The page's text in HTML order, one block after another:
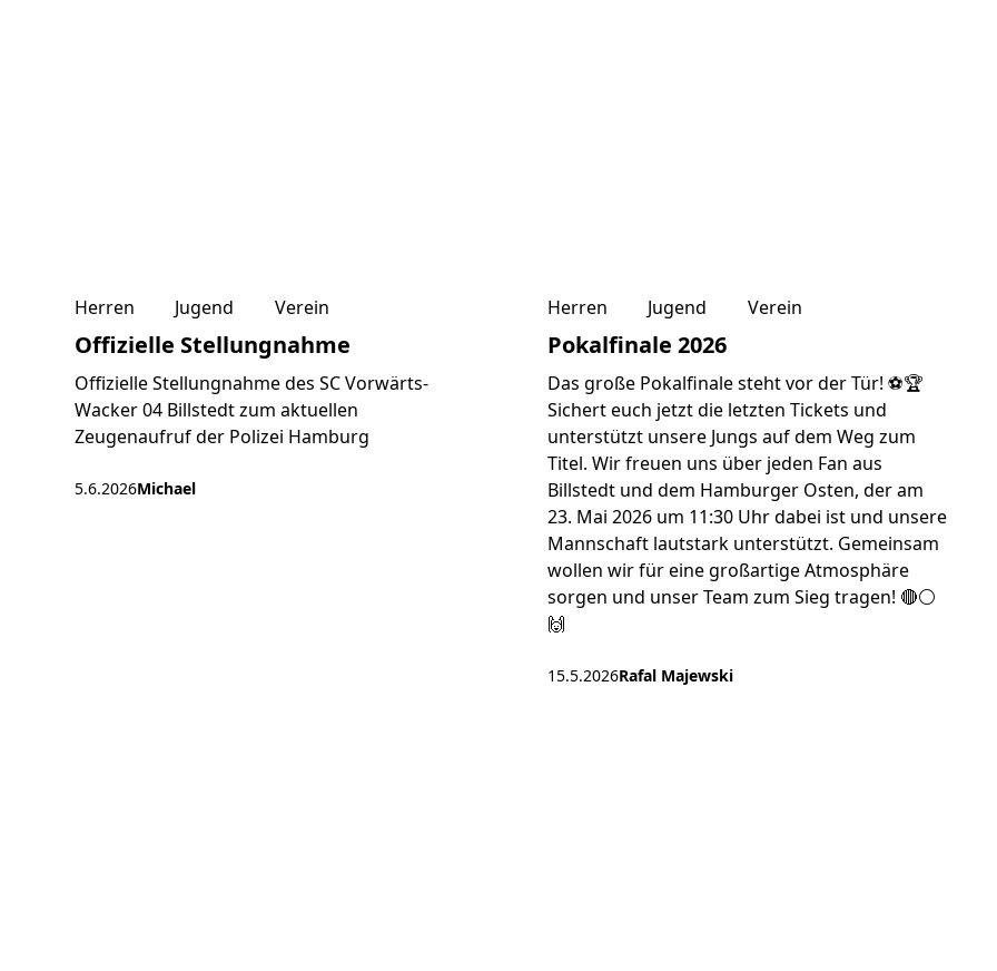
Herren Jugend Verein
Offizielle Stellungnahme
Offizielle Stellungnahme des SC Vorwärts-
Wacker 04 Billstedt zum aktuellen
Zeugenaufruf der Polizei Hamburg
5.6.2026Michael
Herren Jugend Verein
Pokalfinale 2026
Das große Pokalfinale steht vor der Tür! ⚽🏆
Sichert euch jetzt die letzten Tickets und
unterstützt unsere Jungs auf dem Weg zum
Titel. Wir freuen uns über jeden Fan aus
Billstedt und dem Hamburger Osten, der am
23. Mai 2026 um 11:30 Uhr dabei ist und unsere
Mannschaft lautstark unterstützt. Gemeinsam
wollen wir für eine großartige Atmosphäre
sorgen und unser Team zum Sieg tragen! 🔴⚪️
🙌
15.5.2026Rafal Majewski